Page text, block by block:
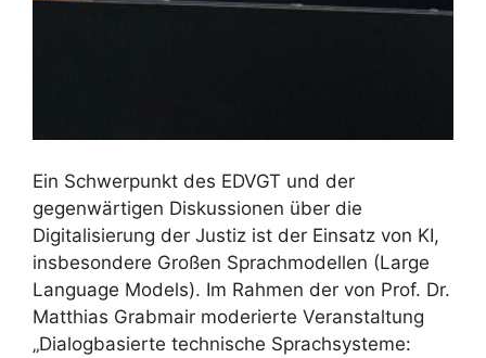
Ein Schwerpunkt des EDVGT und der
gegenwärtigen Diskussionen über die
Digitalisierung der Justiz ist der Einsatz von KI,
insbesondere Großen Sprachmodellen (Large
Language Models). Im Rahmen der von Prof. Dr.
Matthias Grabmair moderierte Veranstaltung
„Dialogbasierte technische Sprachsysteme: